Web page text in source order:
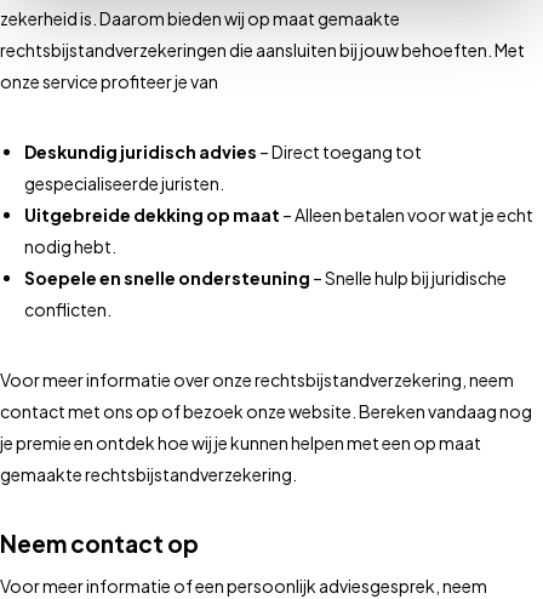
zekerheid is. Daarom bieden wij op maat gemaakte
rechtsbijstandverzekeringen die aansluiten bij jouw behoeften. Met
onze service profiteer je van
Deskundig juridisch advies – Direct toegang tot
gespecialiseerde juristen.
Uitgebreide dekking op maat – Alleen betalen voor wat je echt
nodig hebt.
Soepele en snelle ondersteuning – Snelle hulp bij juridische
conflicten.
Voor meer informatie over onze rechtsbijstandverzekering, neem
contact met ons op of bezoek onze website. Bereken vandaag nog
je premie en ontdek hoe wij je kunnen helpen met een op maat
gemaakte rechtsbijstandverzekering.
Neem contact op
Voor meer informatie of een persoonlijk adviesgesprek, neem